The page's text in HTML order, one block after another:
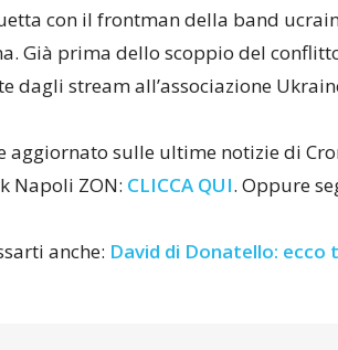
con il frontman della band
Già prima dello scoppio del
dagli stream all’associazione
aggiornato sulle ultime notizie di
Napoli ZON: CLICCA QUI. Oppure
anche: David di Donatello: